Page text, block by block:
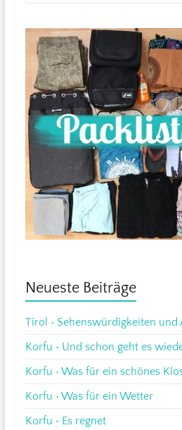
Neueste Beiträge
Tirol • Sehenswürdigkeiten und
Korfu • Und schon geht es
Korfu • Was für ein schönes
Korfu • Was für ein Wetter
Korfu • Es regnet